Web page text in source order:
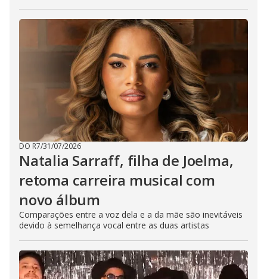
DO R7/31/07/2026
Natalia Sarraff, filha de Joelma,
retoma carreira musical com
novo álbum
Comparações entre a voz dela e a da mãe são inevitáveis
devido à semelhança vocal entre as duas artistas